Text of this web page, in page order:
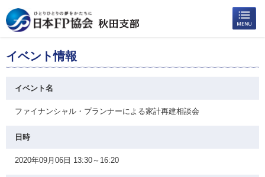
イベント情報
イベント名
ファイナンシャル・プランナーによる家計再建相談会
日時
2020年09月06日 13:30～16:20